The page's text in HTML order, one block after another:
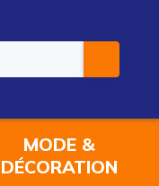
MODE &
DÉCORATION